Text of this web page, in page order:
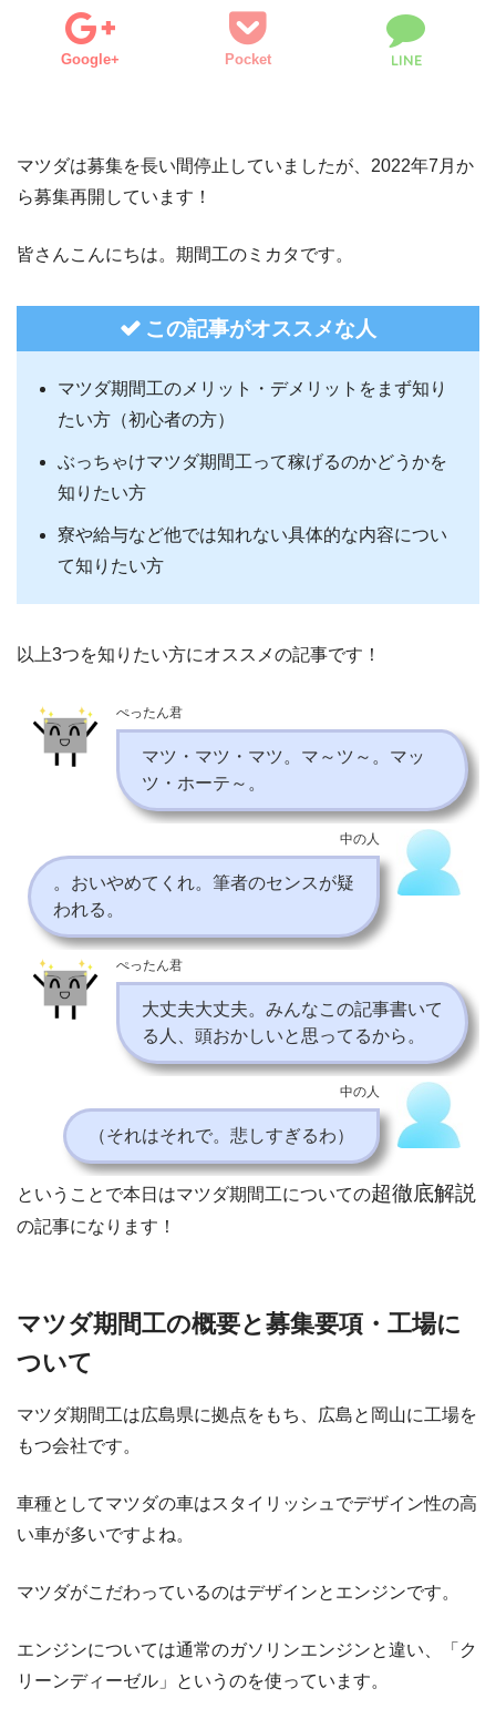
Google+ Pocket LINE
マツダは募集を長い間停止していましたが、2022年7月か
ら募集再開しています！
皆さんこんにちは。期間工のミカタです。
この記事がオススメな人
マツダ期間工のメリット・デメリットをまず知り
たい方（初心者の方）
ぶっちゃけマツダ期間工って稼げるのかどうかを
知りたい方
寮や給与など他では知れない具体的な内容につい
て知りたい方
以上3つを知りたい方にオススメの記事です！
ぺったん君
マツ・マツ・マツ。マ～ツ～。マッ
ツ・ホーテ～。
中の人
。おいやめてくれ。筆者のセンスが疑
われる。
ぺったん君
大丈夫大丈夫。みんなこの記事書いて
る人、頭おかしいと思ってるから。
中の人
（それはそれで。悲しすぎるわ）
ということで本日はマツダ期間工についての超徹底解説
の記事になります！
マツダ期間工の概要と募集要項・工場に
ついて
マツダ期間工は広島県に拠点をもち、広島と岡山に工場を
もつ会社です。
車種としてマツダの車はスタイリッシュでデザイン性の高
い車が多いですよね。
マツダがこだわっているのはデザインとエンジンです。
エンジンについては通常のガソリンエンジンと違い、「ク
リーンディーゼル」というのを使っています。